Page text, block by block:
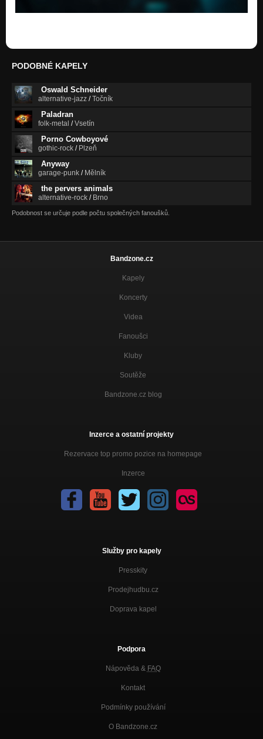
PODOBNÉ KAPELY
Oswald Schneider
alternative-jazz /Točník
Paladran
folk-metal /Vsetín
Porno Cowboyové
gothic-rock / Plzeň
Anyway
garage-punk / Mělník
the pervers animals
alternative-rock / Brno
Podobnost se určuje podle počtu společných fanoušků.
Bandzone.cz
Kapely
Koncerty
Videa
Fanoušci
Kluby
Soutěže
Bandzone.cz blog
Inzerce a ostatní projekty
Rezervace top promo pozice na homepage
Inzerce
Služby pro kapely
Presskity
Prodejhudbu.cz
Doprava kapel
Podpora
Nápověda & FAQ
Kontakt
Podmínky používání
O Bandzone.cz